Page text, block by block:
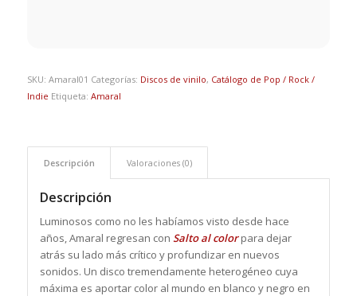
SKU: Amaral01 Categorías: Discos de vinilo, Catálogo de Pop / Rock /
Indie Etiqueta: Amaral
Descripción Valoraciones (0)
Descripción
Luminosos como no les habíamos visto desde hace
años, Amaral regresan con Salto al colorpara dejar
atrás su lado más crítico y profundizar en nuevos
sonidos. Un disco tremendamente heterogéneo cuya
máxima es aportar color al mundo en blanco y negro en